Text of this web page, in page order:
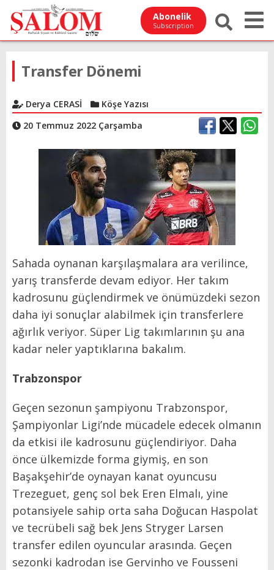
Abonelik
Subscription
Transfer Dönemi
Derya CERASİ
Köşe Yazısı
20 Temmuz 2022 Çarşamba
Sahada oynanan karşılaşmalara ara verilince,
yarış transferde devam ediyor. Her takım
kadrosunu güçlendirmek ve önümüzdeki sezon
daha iyi sonuçlar alabilmek için transferlere
ağırlık veriyor. Süper Lig takımlarının şu ana
kadar neler yaptıklarına bakalım.
Trabzonspor
Geçen sezonun şampiyonu Trabzonspor,
Şampiyonlar Ligi’nde mücadele edecek olmanın
da etkisi ile kadrosunu güçlendiriyor. Daha
önce ülkemizde forma giymiş, en son
Başakşehir’de oynayan kanat oyuncusu
Trezeguet, genç sol bek Eren Elmalı, yine
potansiyele sahip orta saha Doğucan Haspolat
ve tecrübeli sağ bek Jens Stryger Larsen
transfer edilen oyuncular arasında. Geçen
sezonki kadrodan ise Gervinho ve Fousseni